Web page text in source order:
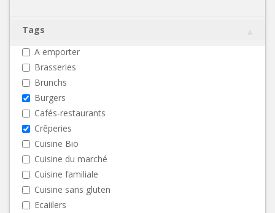
Tags
A emporter
Brasseries
Brunchs
Burgers
Cafés-restaurants
Crêperies
Cuisine Bio
Cuisine du marché
Cuisine familiale
Cuisine sans gluten
Ecaiilers